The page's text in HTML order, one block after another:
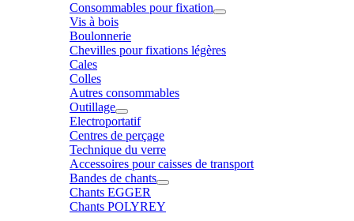
Consommables pour fixation
Vis à bois
Boulonnerie
Chevilles pour fixations légères
Cales
Colles
Autres consommables
Outillage
Electroportatif
Centres de perçage
Technique du verre
Accessoires pour caisses de transport
Bandes de chants
Chants EGGER
Chants POLYREY